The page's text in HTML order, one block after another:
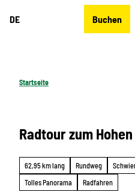
DE Buchen
Startseite
Radtour zum
62,95 km lang Rundweg
Tolles Panorama
Radfahren